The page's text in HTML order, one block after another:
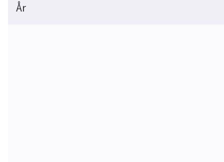
År